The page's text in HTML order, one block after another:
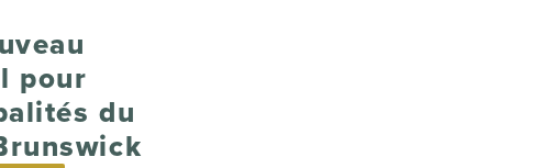
pour
du